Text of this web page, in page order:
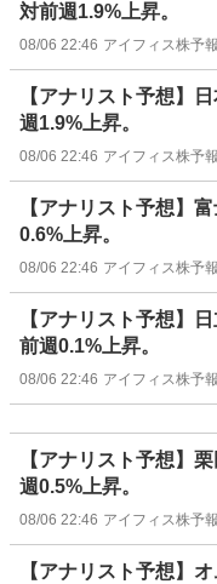
対前週1.9%上昇。
08/06 22:46 アイフィス株予報
【アナリスト予想】
週1.9%上昇。
08/06 22:46 アイフィス株予報
【アナリスト予想】
0.6%上昇。
08/06 22:46 アイフィス株予報
【アナリスト予想】
前週0.1%上昇。
08/06 22:46 アイフィス株予報
【アナリスト予想】
週0.5%上昇。
08/06 22:46 アイフィス株予報
【アナリスト予想】